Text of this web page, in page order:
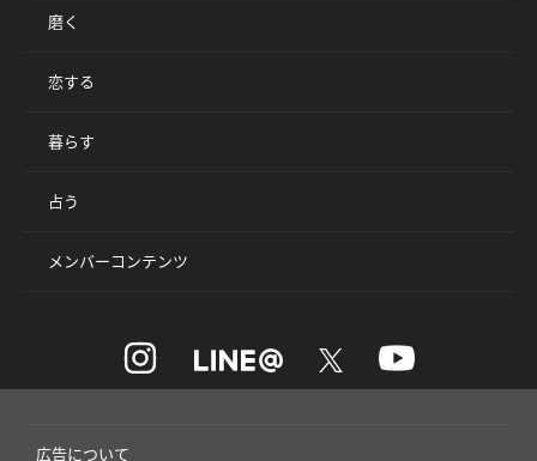
磨く
恋する
暮らす
占う
メンバーコンテンツ
広告について